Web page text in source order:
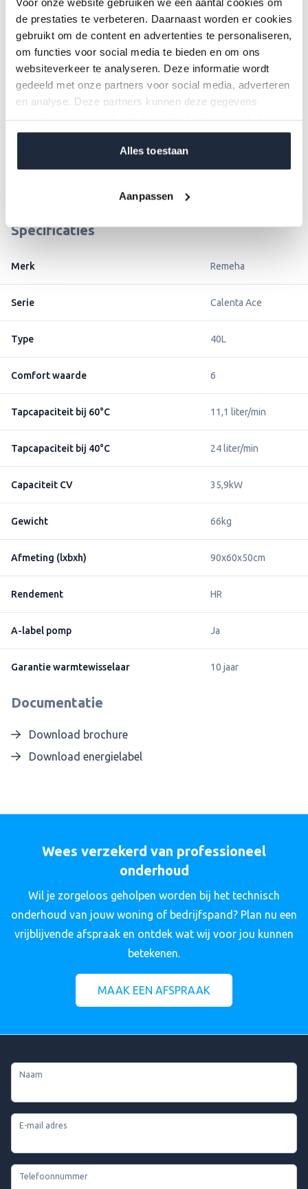
de prestaties te verbeteren. Daarnaast worden er cookies
gebruikt om de content en advertenties te personaliseren,
om functies voor social media te bieden en om ons
websiteverkeer te analyseren. Deze informatie wordt
gedeeld met onze partners voor social media, adverteren
en analyse. Deze partners kunnen deze gegevens
verstrekt of die ze hebben verzameld op basis van jouw
gebruik van hun services.Alles toestaan
Aanpassen
Remeha qSense
Fraaie vormgeving met simpele intuïtieve bediening
Zeer gebruiksvriendelijk: geen complexe gebruiksaanwijzing
Overzichtelijk en helder LCD-display
Uitgebreide instellingsmogelijkheden met overzichtelijk menu.
Specificaties
Merk Remeha
Serie Calenta Ace
Type 40L
Comfort waarde 6
Tapcapaciteit bij 60°C 11,1 liter/min
Tapcapaciteit bij 40°C 24 liter/min
Capaciteit CV 35,9kW
Gewicht 66kg
Afmeting (lxbxh) 90x60x50cm
Rendement HR
A-label pomp Ja
Garantie warmtewisselaar 10 jaar
Documentatie
Download brochure
Download energielabel
Wees verzekerd van professioneel
onderhoud
Wil je zorgeloos geholpen worden bij het technisch
onderhoud van jouw woning of bedrijfspand? Plan nu een
vrijblijvende afspraak en ontdek wat wij voor jou kunnen
betekenen.
MAAK EEN AFSPRAAK
Naam
E-mail adres
Telefoonnummer